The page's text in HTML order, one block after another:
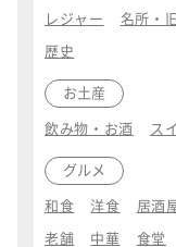
レジャー 名所・
歴史
お土産
飲み物・お酒 ス
グルメ
和食 洋食 居酒
老舗 中華 食堂